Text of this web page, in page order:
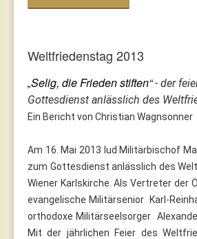
Weltfriedenstag 2013
„Selig, die Frieden stiften“- der
Gottesdienst anlässlich des
Ein Bericht von Christian Wagnsonner
Am 16. Mai 2013 lud Militärbischof
zum Gottesdienst anlässlich des
Wiener Karlskirche. Als Vertreter der
evangelische Militärsenior Karl-
orthodoxe Militärseelsorger
Mit der jährlichen Feier des